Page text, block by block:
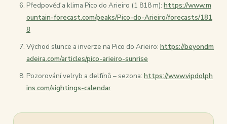
Předpověď a klima Pico do Arieiro (1 818 m): https://www.m
ountain-forecast.com/peaks/Pico-do-Arieiro/forecasts/181
8
Východ slunce a inverze na Pico do Arieiro: https://beyondm
adeira.com/articles/pico-arieiro-sunrise
Pozorování velryb a delfínů – sezona: https://www.vipdolph
ins.com/sightings-calendar